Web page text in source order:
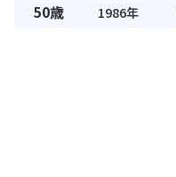
50歳 1986年